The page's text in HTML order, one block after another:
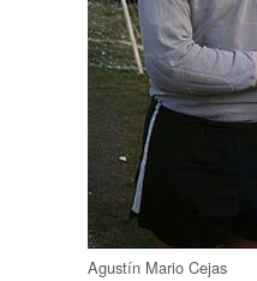
Agustín Mario Cejas